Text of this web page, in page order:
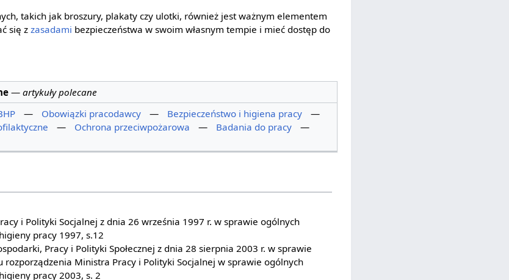
takich jak broszury, plakaty czy ulotki, również jest ważnym elementem
się zzasadami bezpieczeństwa w swoim własnym tempie i mieć dostęp do
— artykuły polecane
— Obowiązki pracodawcy — Bezpieczeństwo i higiena pracy
—
— Ochrona przeciwpożarowa — Badania do pracy
—
i Polityki Socjalnej z dnia 26 września 1997 r. w sprawie ogólnych
pracy 1997, s.12
Pracy i Polityki Społecznej z dnia 28 sierpnia 2003 r. w sprawie
rozporządzenia Ministra Pracy i Polityki Socjalnej w sprawie ogólnych
pracy 2003, s. 2